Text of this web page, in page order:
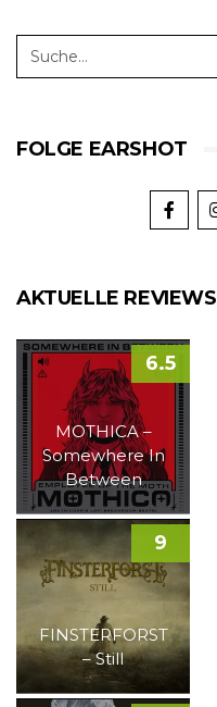
FOLGE EARSHOT
AKTUELLE REVIEWS
MOTHICA –
Somewhere In
Between
6.5
FINSTERFORST
– Still
9